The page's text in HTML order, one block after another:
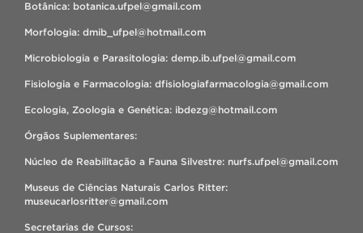
Botânica: botanica.ufpel@gmail.com
Morfologia: dmib_ufpel@hotmail.com
Microbiologia e Parasitologia: demp.ib.ufpel@gmail.com
Fisiologia e Farmacologia: dfisiologiafarmacologia@gmail.com
Ecologia, Zoologia e Genética: ibdezg@hotmail.com
Órgãos Suplementares:
Núcleo de Reabilitação a Fauna Silvestre: nurfs.ufpel@gmail.com
Museus de Ciências Naturais Carlos Ritter:
museucarlosritter@gmail.com
Secretarias de Cursos: